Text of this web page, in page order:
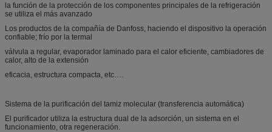
la función de la protección de los componentes principales de la refrigeración
se utiliza el más avanzado
Los productos de la compañía de Danfoss, haciendo el dispositivo la operación
confiable; frío por la termal
válvula a regular, evaporador laminado para el calor eficiente, cambiadores de
calor, alto de la extensión
eficacia, estructura compacta, etc….
Sistema de la purificación del tamiz molecular (transferencia automática)
El purificador utiliza la estructura dual de la adsorción, un sistema en el
funcionamiento, otra regeneración.